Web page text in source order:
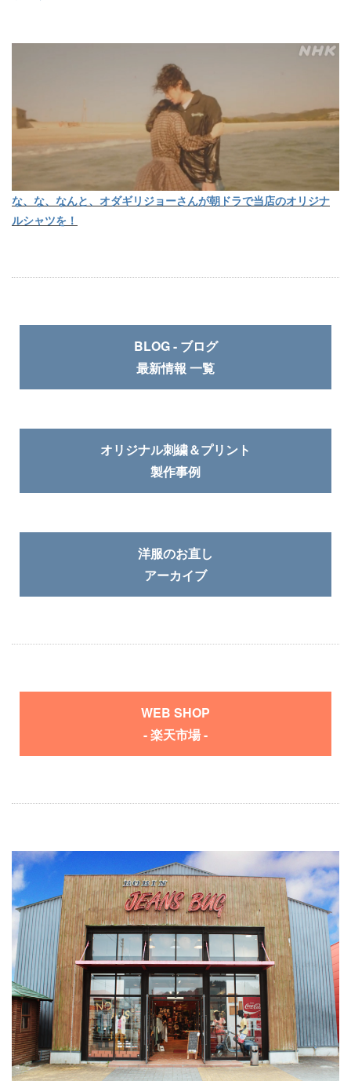
な、な、なんと、オダギリジョーさんが朝ドラで当店のオリジナ
ルシャツを！
BLOG - ブログ
最新情報 一覧
オリジナル刺繍＆プリント
製作事例
洋服のお直し
アーカイブ
WEB SHOP
- 楽天市場 -